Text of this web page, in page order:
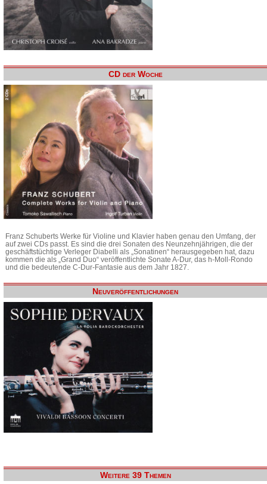
CD der Woche
Franz Schuberts Werke für Violine und Klavier haben genau den Umfang, der
auf zwei CDs passt. Es sind die drei Sonaten des Neunzehnjährigen, die der
geschäftstüchtige Verleger Diabelli als „Sonatinen“ herausgegeben hat, dazu
kommen die als „Grand Duo“ veröffentlichte Sonate A-Dur, das h-Moll-Rondo
und die bedeutende C-Dur-Fantasie aus dem Jahr 1827.
Neuveröffentlichungen
Weitere 39 Themen